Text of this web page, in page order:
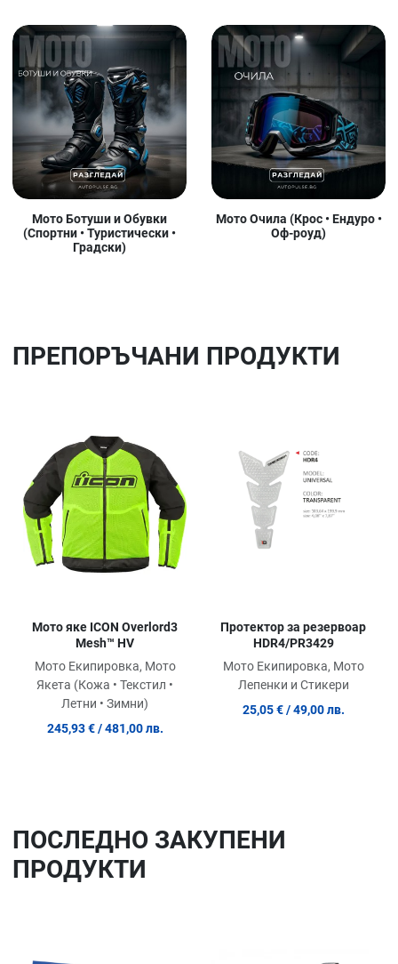
Мото Ботуши и Обувки
(Спортни • Туристически •
Градски)
Мото Очила (Крос • Ендуро •
Оф-роуд)
ПРЕПОРЪЧАНИ ПРОДУКТИ
Сравни продукт
Quick View
Мото яке ICON Overlord3
Mesh™ HV
Мото Екипировка, Мото
Якета (Кожа • Текстил •
Летни • Зимни)
245,93 € / 481,00 лв.
Протектор за резервоар
HDR4/PR3429
Мото Екипировка, Мото
Лепенки и Стикери
25,05 € / 49,00 лв.
ПОСЛЕДНO ЗАКУПЕНИ
ПРОДУКТИ